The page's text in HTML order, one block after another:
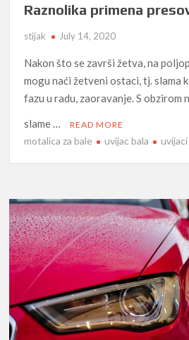
Raznolika primena
stijak July 14, 2020
Nakon što se završi žetva, na
mogu naći žetveni ostaci, tj. slama
fazu u radu, zaoravanje. S obzirom
slame …
READ MORE
motalica za bale uvijac bala uvijaci